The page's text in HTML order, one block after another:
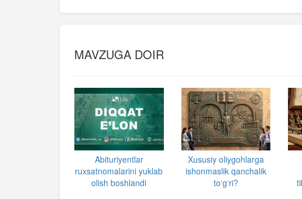
MAVZUGA DOIR
Abituriyentlar
ruxsatnomalarini yuklab
olish boshlandi
Xususiy oliygohlarga
ishonmaslik qanchalik
to‘g‘ri?